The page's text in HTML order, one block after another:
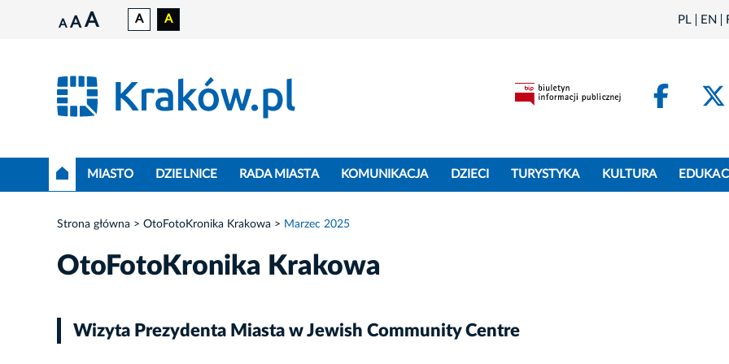
A A A A A PL EN
MIASTO DZIELNICE RADA MIASTA KOMUNIKACJA DZIECI TURYSTYKA KULTURA
Strona główna OtoFotoKronika Krakowa Marzec 2025
OtoFotoKronika Krakowa
Wizyta Prezydenta Miasta w Jewish Community Centre